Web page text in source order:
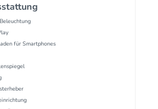
für Smartphones